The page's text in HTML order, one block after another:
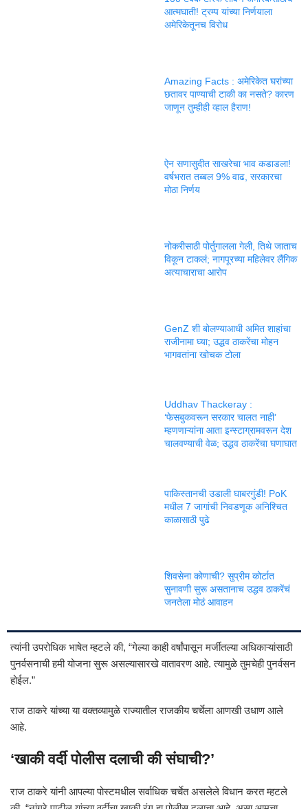
आत्मघाती! ट्रम्प यांच्या निर्णयाला
अमेरिकेतूनच विरोध
Amazing Facts : अमेरिकेत घरांच्या
छतावर पाण्याची टाकी का नसते? कारण
जाणून तुम्हीही व्हाल हैराण!
ऐन सणासुदीत साखरेचा भाव कडाडला!
वर्षभरात तब्बल 9% वाढ, सरकारचा
मोठा निर्णय
नोकरीसाठी पोर्तुगालला गेली, तिथे जाताच
विकून टाकलं; नागपूरच्या महिलेवर लैंगिक
अत्याचाराचा आरोप
GenZ शी बोलण्याआधी अमित शाहांचा
राजीनामा घ्या; उद्धव ठाकरेंचा मोहन
भागवतांना खोचक टोला
Uddhav Thackeray :
‘फेसबुकवरून सरकार चालत नाही’
म्हणणाऱ्यांना आता इन्स्टाग्रामवरून देश
चालवण्याची वेळ; उद्धव ठाकरेंचा घणाघात
पाकिस्तानची उडाली घाबरगुंडी! PoK
मधील 7 जागांची निवडणूक अनिश्चित
काळासाठी पुढे
शिवसेना कोणाची? सुप्रीम कोर्टात
सुनावणी सुरू असतानाच उद्धव ठाकरेंचं
जनतेला मोठं आवाहन
त्यांनी उपरोधिक भाषेत म्हटले की, “गेल्या काही वर्षांपासून मर्जीतल्या अधिकाऱ्यांसाठी
पुनर्वसनाची हमी योजना सुरू असल्यासारखे वातावरण आहे. त्यामुळे तुमचेही पुनर्वसन
होईल.”
राज ठाकरे यांच्या या वक्तव्यामुळे राज्यातील राजकीय चर्चेला आणखी उधाण आले
आहे.
‘खाकी वर्दी पोलीस दलाची की संघाची?’
राज ठाकरे यांनी आपल्या पोस्टमधील सर्वाधिक चर्चेत असलेले विधान करत म्हटले